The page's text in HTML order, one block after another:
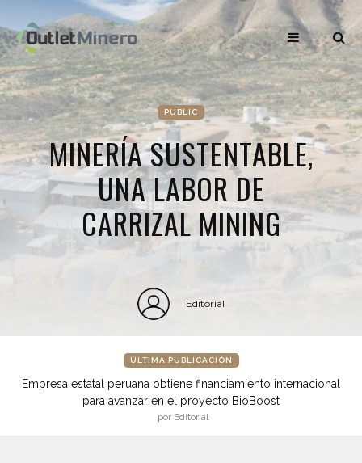
PUBLIC
MINERÍA SUSTENTABLE,
UNA LABOR DE
CARRIZAL MINING
Editorial
ÚLTIMA PUBLICACIÓN
Empresa estatal peruana obtiene financiamiento internacional
para avanzar en el proyecto BioBoost
por Editorial